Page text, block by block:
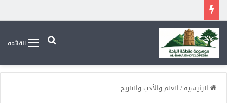
القائمةبحث عن
الرئيسية/العلم والأدب والتاريخ